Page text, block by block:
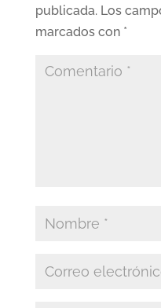
publicada. Los
marcados con *